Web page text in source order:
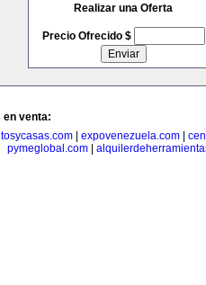
Realizar una Oferta
Precio Ofrecido $
en venta:
expovenezuela.com
pymeglobal.com